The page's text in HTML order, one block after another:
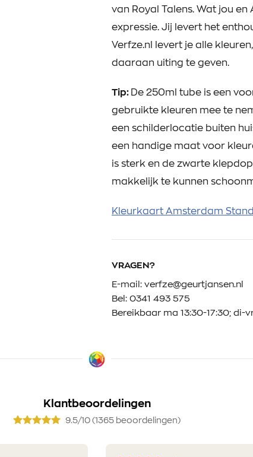
van Royal Talens. Wat jou
expressie. Jij levert het
Verfze.nl levert je alle
daaraan uiting te geven.
Tip: De 250ml tube is een
gebruikte kleuren mee te
een schilderlocatie buiten
een handige maat voor
is sterk en de zwarte
makkelijk te kunnen
Kleurkaart Amsterdam
VRAGEN?
E-mail: verfze@geurtjansen.nl
Bel: 0341 493 575
Bereikbaar ma 13:30-17:30; di-
Klantbeoordelingen
9.5/10 (1365 beoordelingen)